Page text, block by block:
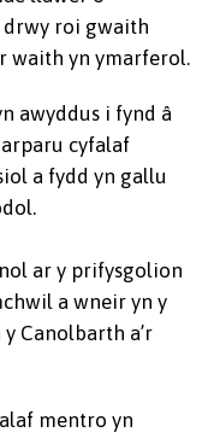
drwy roi gwaith
waith yn ymarferol.
awyddus i fynd â
cyfalaf
a fydd yn gallu
ar y prifysgolion
a wneir yn y
Canolbarth a’r
mentro yn